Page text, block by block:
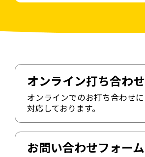
オンライン打ち合わせ
オンラインでのお打ち合わせに
対応しております。
お問い合わせフォーム